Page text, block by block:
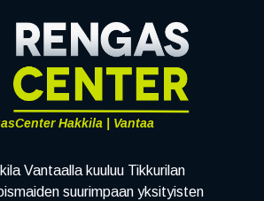
Hakkila | Vantaa
Vantaalla kuuluu Tikkurilan
suurimpaan yksityisten